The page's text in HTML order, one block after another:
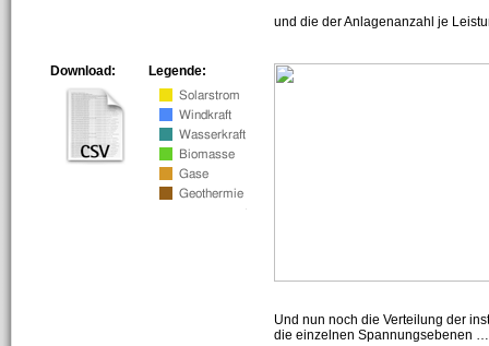
und die der Anlagenanzahl je
Legende:
Download:
Und nun noch die Verteilung der
die einzelnen Spannungsebenen